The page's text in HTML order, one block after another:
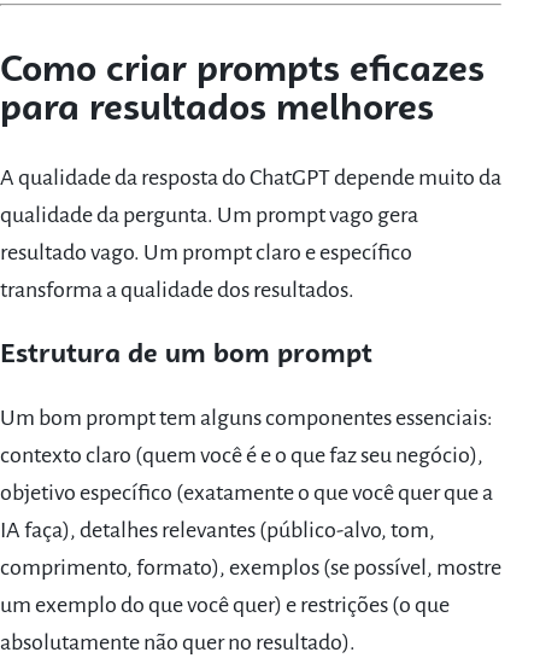
Como criar prompts eficazes
para resultados melhores
A qualidade da resposta do ChatGPT depende muito da
qualidade da pergunta. Um prompt vago gera
resultado vago. Um prompt claro e específico
transforma a qualidade dos resultados.
Estrutura de um bom prompt
Um bom prompt tem alguns componentes essenciais:
contexto claro (quem você é e o que faz seu negócio),
objetivo específico (exatamente o que você quer que a
IA faça), detalhes relevantes (público-alvo, tom,
comprimento, formato), exemplos (se possível, mostre
um exemplo do que você quer) e restrições (o que
absolutamente não quer no resultado).